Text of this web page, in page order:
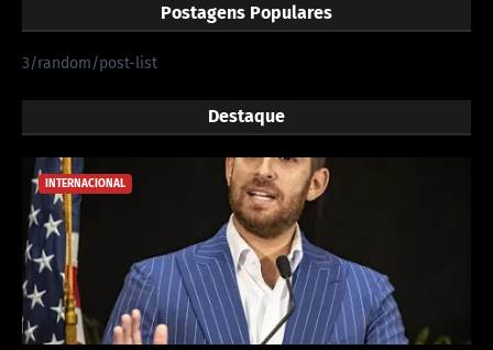
Postagens Populares
3/random/post-list
Destaque
INTERNACIONAL